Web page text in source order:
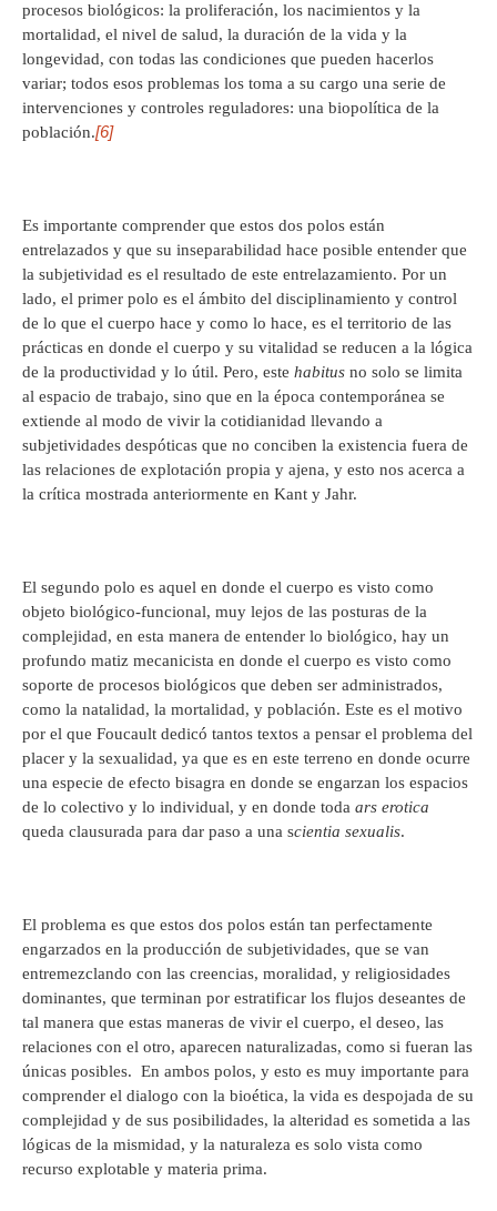
procesos biológicos: la proliferación, los nacimientos y la
mortalidad, el nivel de salud, la duración de la vida y la
longevidad, con todas las condiciones que pueden hacerlos
variar; todos esos problemas los toma a su cargo una serie de
intervenciones y controles reguladores: una biopolítica de la
población.[6]
Es importante comprender que estos dos polos están
entrelazados y que su inseparabilidad hace posible entender que
la subjetividad es el resultado de este entrelazamiento. Por un
lado, el primer polo es el ámbito del disciplinamiento y control
de lo que el cuerpo hace y como lo hace, es el territorio de las
prácticas en donde el cuerpo y su vitalidad se reducen a la lógica
de la productividad y lo útil. Pero, este habitus no solo se limita
al espacio de trabajo, sino que en la época contemporánea se
extiende al modo de vivir la cotidianidad llevando a
subjetividades despóticas que no conciben la existencia fuera de
las relaciones de explotación propia y ajena, y esto nos acerca a
la crítica mostrada anteriormente en Kant y Jahr.
El segundo polo es aquel en donde el cuerpo es visto como
objeto biológico-funcional, muy lejos de las posturas de la
complejidad, en esta manera de entender lo biológico, hay un
profundo matiz mecanicista en donde el cuerpo es visto como
soporte de procesos biológicos que deben ser administrados,
como la natalidad, la mortalidad, y población. Este es el motivo
por el que Foucault dedicó tantos textos a pensar el problema del
placer y la sexualidad, ya que es en este terreno en donde ocurre
una especie de efecto bisagra en donde se engarzan los espacios
de lo colectivo y lo individual, y en donde toda ars erotica
queda clausurada para dar paso a una scientia sexualis.
El problema es que estos dos polos están tan perfectamente
engarzados en la producción de subjetividades, que se van
entremezclando con las creencias, moralidad, y religiosidades
dominantes, que terminan por estratificar los flujos deseantes de
tal manera que estas maneras de vivir el cuerpo, el deseo, las
relaciones con el otro, aparecen naturalizadas, como si fueran las
únicas posibles. En ambos polos, y esto es muy importante para
comprender el dialogo con la bioética, la vida es despojada de su
complejidad y de sus posibilidades, la alteridad es sometida a las
lógicas de la mismidad, y la naturaleza es solo vista como
recurso explotable y materia prima.